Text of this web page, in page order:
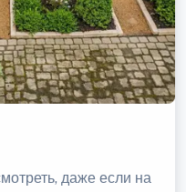
даже если на